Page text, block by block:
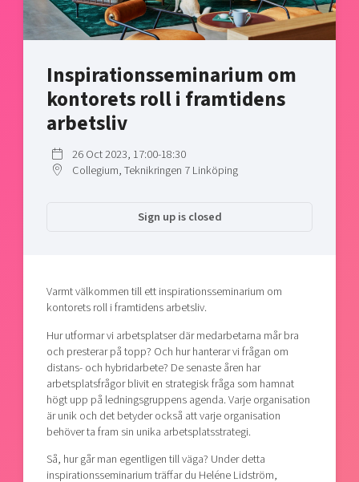
Shaping cities and regions
Bright East
East Sweden Tech Women
Reversed mentorship
Upscaling
Talent & skills
Startup & industry collaboration
Offers to boost your business
Funding opportunities
Our community of companies
Projects
Project toolbox
Our clusters
Today's lunch in Mjärdevi
Inspirationsseminarium om
kontorets roll i framtidens
arbetsliv
26 Oct 2023, 17:00-18:30
Collegium, Teknikringen 7 Linköping
Sign up is closed
Varmt välkommen till ett inspirationsseminarium om
kontorets roll i framtidens arbetsliv.
Hur utformar vi arbetsplatser där medarbetarna mår bra
och presterar på topp? Och hur hanterar vi frågan om
distans- och hybridarbete? De senaste åren har
arbetsplatsfrågor blivit en strategisk fråga som hamnat
högt upp på ledningsgruppens agenda. Varje organisation
är unik och det betyder också att varje organisation
behöver ta fram sin unika arbetsplatsstrategi.
Så, hur går man egentligen till väga? Under detta
inspirationsseminarium träffar du Heléne Lidström,